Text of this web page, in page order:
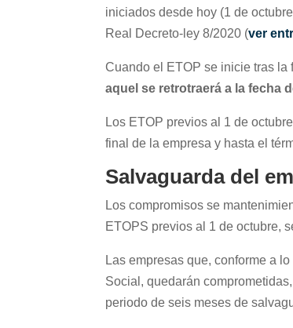
iniciados desde hoy (1 de
Real Decreto-ley 8/2020 (ver
Cuando el ETOP se inicie tras la
aquel se retrotraerá a la fecha
Los ETOP previos al 1 de
final de la empresa y hasta el
Salvaguarda del
Los compromisos se
ETOPS previos al 1 de octubre,
Las empresas que, conforme a
Social, quedarán
periodo de seis meses de